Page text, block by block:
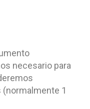
necesario para
1